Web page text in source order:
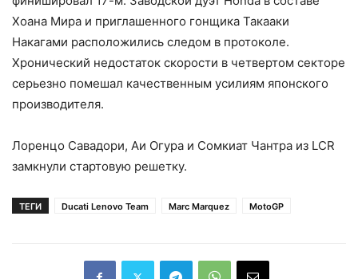
Хоана Мира и приглашенного гонщика Такааки
Накагами расположились следом в протоколе.
Хронический недостаток скорости в четвертом секторе
серьезно помешал качественным усилиям японского
производителя.
Лоренцо Савадори, Аи Огура и Сомкиат Чантра из LCR
замкнули стартовую решетку.
ТЕГИ Ducati Lenovo Team Marc Marquez MotoGP